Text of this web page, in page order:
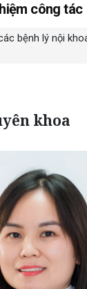
công tác
bệnh lý nội
khoa